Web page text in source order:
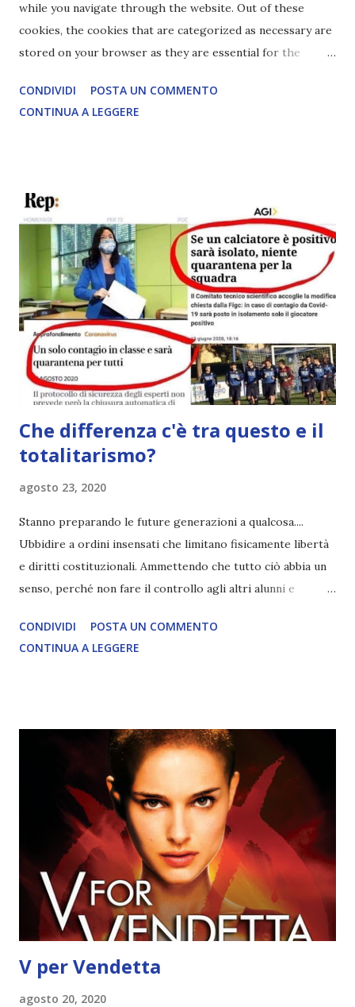
while you navigate through the website. Out of these
cookies, the cookies that are categorized as necessary are
stored on your browser as they are essential for the
segnalazione di oltre12 LEGGI L'ARTICOLO COMPLETO
CONDIVIDI
POSTA UN COMMENTO
CONTINUA A LEGGERE
Che differenza c'è tra questo e il
totalitarismo?
agosto 23, 2020
Stanno preparando le future generazioni a qualcosa....
Ubbidire a ordini insensati che limitano fisicamente libertà
e diritti costituzionali. Ammettendo che tutto ciò abbia un
senso, perché non fare il controllo agli altri alunni e
positivo è esattamente "pericoloso" come chi non è in
quarantena. Che differenza c'è tra questo e un regime
CONDIVIDI
POSTA UN COMMENTO
CONTINUA A LEGGERE
V per Vendetta
agosto 20, 2020